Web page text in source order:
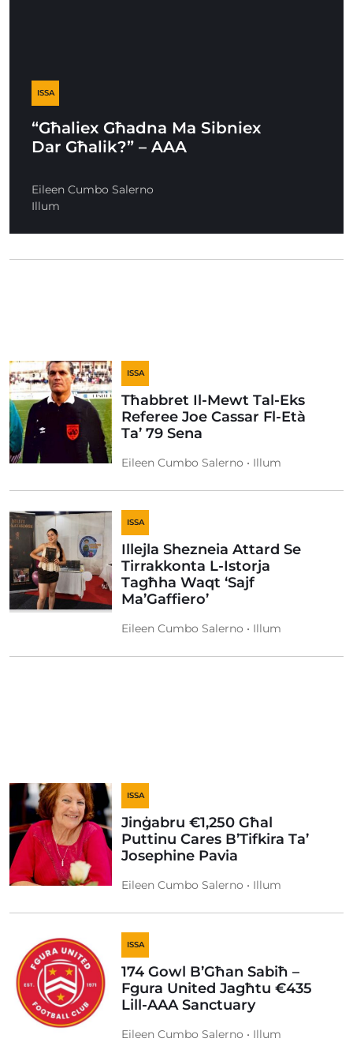
ISSA
“Għaliex Għadna Ma Sibniex
Dar Għalik?” – AAA
Eileen Cumbo Salerno
Illum
ISSA
Tħabbret Il-Mewt Tal-Eks
Referee Joe Cassar Fl-Età
Ta’ 79 Sena
Eileen Cumbo Salerno • Illum
ISSA
Illejla Shezneia Attard Se
Tirrakkonta L-Istorja
Tagħha Waqt ‘Sajf
Ma’Gaffiero’
Eileen Cumbo Salerno • Illum
ISSA
Jinġabru €1,250 Għal
Puttinu Cares B’Tifkira Ta’
Josephine Pavia
Eileen Cumbo Salerno • Illum
ISSA
174 Gowl B’Għan Sabiħ –
Fgura United Jagħtu €435
Lill-AAA Sanctuary
Eileen Cumbo Salerno • Illum